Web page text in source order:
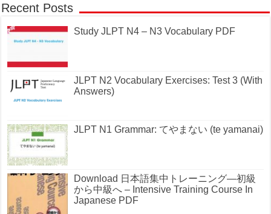
Recent Posts
Study JLPT N4 – N3 Vocabulary PDF
JLPT N2 Vocabulary Exercises: Test 3 (With
Answers)
JLPT N1 Grammar: てやまない (te yamanai)
Download 日本語集中トレーニング―初級
から中級へ – Intensive Training Course In
Japanese PDF